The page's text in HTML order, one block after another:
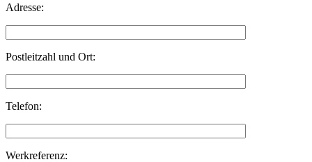
Adresse:
Postleitzahl und Ort:
Telefon:
Werkreferenz: